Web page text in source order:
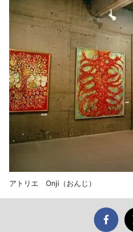
アトリエ Onji（おんじ）